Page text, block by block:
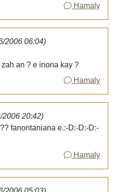
Hamaly
2006 06:04)
an ? e inona kay ?
Hamaly
2006 20:42)
fanontaniana e.:-D:-D:-D:-
Hamaly